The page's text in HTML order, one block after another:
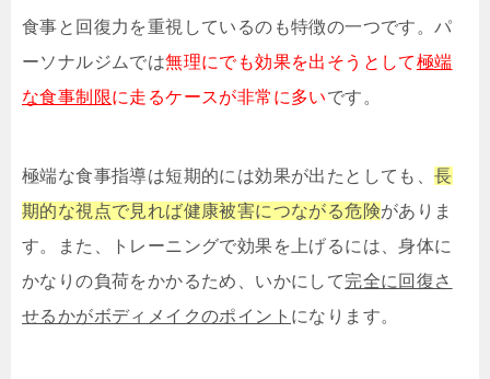
食事と回復力を重視しているのも特徴の一つです。パ
ーソナルジムでは無理にでも効果を出そうとして極端
な食事制限に走るケースが非常に多いです。
極端な食事指導は短期的には効果が出たとしても、長
期的な視点で見れば健康被害につながる危険がありま
す。また、トレーニングで効果を上げるには、身体に
かなりの負荷をかかるため、いかにして完全に回復さ
せるかがボディメイクのポイント になります。